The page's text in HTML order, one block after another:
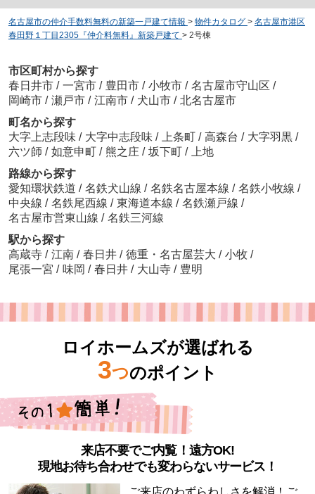
名古屋市の仲介手数料無料の新築一戸建て情報 > 物件カタログ > 名古屋市港区
春田野１丁目2305『仲介料無料』新築戸建て > 2号棟
市区町村から探す
春日井市 / 一宮市 / 豊田市 / 小牧市 / 名古屋市守山区 /
岡崎市 / 瀬戸市 / 江南市 / 犬山市 / 北名古屋市
町名から探す
大字上志段味 / 大字中志段味 / 上条町 / 高森台 / 大字羽黒 /
六ツ師 / 如意申町 / 熊之庄 / 坂下町 /
上地
路線から探す
愛知環状鉄道 / 名鉄犬山線 / 名鉄名古屋本線 / 名鉄小牧線 /
中央線 / 名鉄尾西線 / 東海道本線 / 名鉄瀬戸線 /
名古屋市営東山線 / 名鉄三河線
駅から探す
高蔵寺 / 江南 / 春日井 / 徳重・名古屋芸大 / 小牧 /
尾張一宮 / 味岡 / 春日井 / 大山寺 / 豊明
ロイホームズが選ばれる
3つのポイント
来店不要でご内覧！遠方OK!
現地お待ち合わせでも変わらないサービス！
ご来店のわずらわしさを解消！ご